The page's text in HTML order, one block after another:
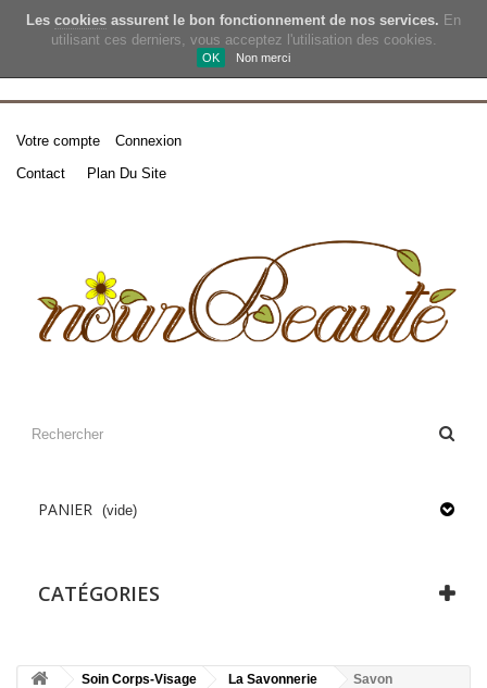
Les cookies assurent le bon fonctionnement de nos services. En
utilisant ces derniers, vous acceptez l'utilisation des cookies.
OK Non merci
Votre compte
Connexion
Contact
Plan Du Site
PANIER (vide)
CATÉGORIES
Soin Corps-Visage La Savonnerie
Savon